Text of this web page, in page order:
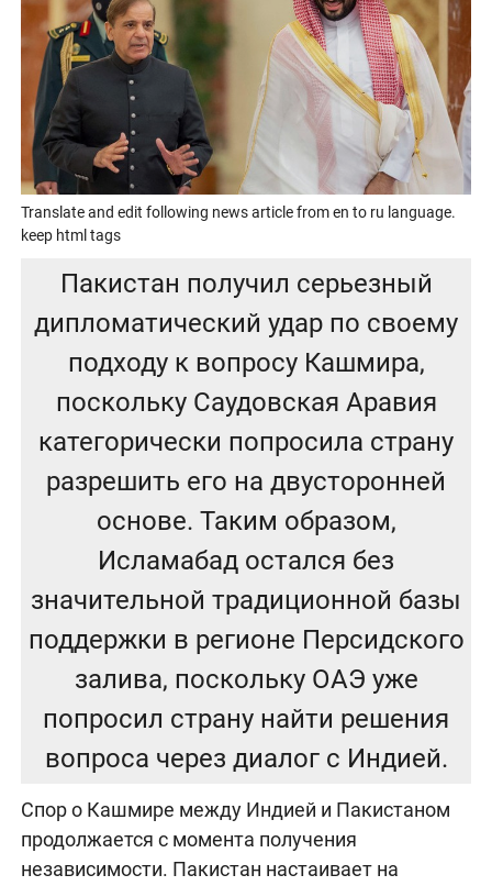
Translate and edit following news article from en to ru language.
keep html tags
Пакистан получил серьезный
дипломатический удар по своему
подходу к вопросу Кашмира,
поскольку Саудовская Аравия
категорически попросила страну
разрешить его на двусторонней
основе. Таким образом,
Исламабад остался без
значительной традиционной базы
поддержки в регионе Персидского
залива, поскольку ОАЭ уже
попросил страну найти решения
вопроса через диалог с Индией.
Спор о Кашмире между Индией и Пакистаном
продолжается с момента получения
независимости. Пакистан настаивает на